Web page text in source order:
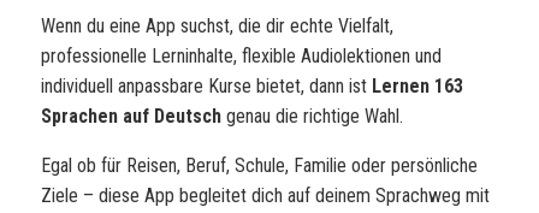
Wenn du eine App suchst, die dir echte Vielfalt,
professionelle Lerninhalte, flexible Audiolektionen und
individuell anpassbare Kurse bietet, dann ist Lernen 163
Sprachen auf Deutsch genau die richtige Wahl.
Egal ob für Reisen, Beruf, Schule, Familie oder persönliche
Ziele – diese App begleitet dich auf deinem Sprachweg mit